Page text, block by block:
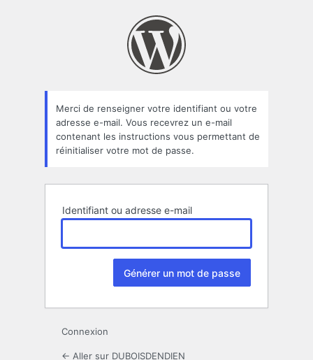
oublié
Merci de renseigner votre identifiant ou votre
adresse e-mail. Vous recevrez un e-mail
contenant les instructions vous permettant de
réinitialiser votre mot de passe.
Identifiant ou adresse e-mail
Connexion
← Aller sur DUBOISDENDIEN